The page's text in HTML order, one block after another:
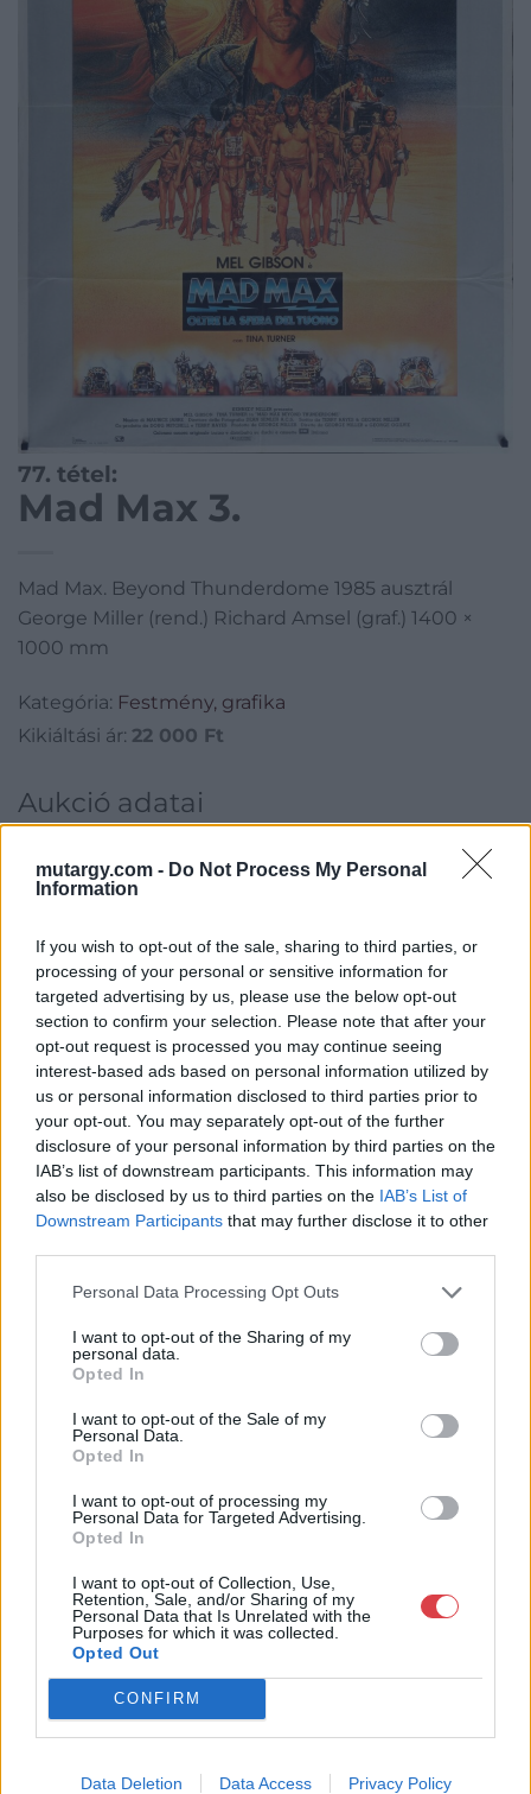
mutargy.com - Do Not Process My Personal
Information
If you wish to opt-out of the sale, sharing to third parties, or
processing of your personal or sensitive information for
targeted advertising by us, please use the below opt-out
section to confirm your selection. Please note that after your
opt-out request is processed you may continue seeing
interest-based ads based on personal information utilized by
us or personal information disclosed to third parties prior to
your opt-out. You may separately opt-out of the further
disclosure of your personal information by third parties on the
IAB’s list of downstream participants. This information may
also be disclosed by us to third parties on the IAB’s List of
Downstream Participants that may further disclose it to other
Personal Data Processing Opt Outs
I want to opt-out of the Sharing of my
personal data.
Opted In
I want to opt-out of the Sale of my
Personal Data.
Opted In
I want to opt-out of processing my
Personal Data for Targeted Advertising.
Opted In
I want to opt-out of Collection, Use,
Retention, Sale, and/or Sharing of my
Personal Data that Is Unrelated with the
Purposes for which it was collected.
Opted Out
CONFIRM
Data Deletion Data Access Privacy Policy
77. tétel:
Mad Max 3.
Mad Max. Beyond Thunderdome 1985 ausztrál
George Miller (rend.) Richard Amsel (graf.) 1400 ×
1000 mm
Kategória: Festmény, grafika
Kikiáltási ár: 22 000 Ft
Aukció adatai
Aukció dátuma: 2016.10.13
Aukció helye: BÁV Zrt. Apszisterem, 1052 Budapest, Bécsi u. 3.
Tételszám: 77
Eladó adatai
Eladó:BÁV ART Aukciósház és
Galéria
Cím: BÁV ZRt.
1027 Budapest, Csalogány u.
23-33.
Weboldal: http://bav-art.hu
jogfolytonosan működő magyar vállalkozásaként a BÁV ZRt.
óriási tapasztalatával, szakmai tekintélyével és
műkereskedelem meghatározó szereplője. A 2007-ben
megújult BÁV Aukciósház mára a magyarországi
műkereskedelem egyik legfontosabb színterévé, kereskedelmi
műkereskedelmi üzlethálózatával rendelkező BÁV ZRt.
felkészült munkatársai a hét hat napján állnak a műtárgyat
GALÉRIA TOVÁBBI MŰTÁRGYAI